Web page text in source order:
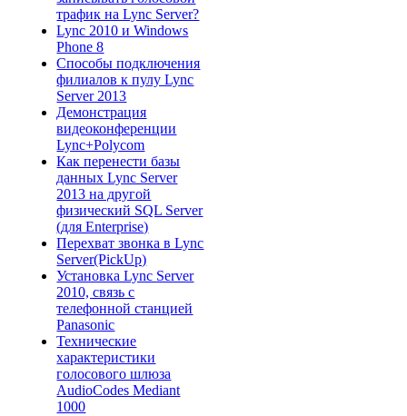
трафик на Lync Server?
Lync 2010 и Windows
Phone 8
Способы подключения
филиалов к пулу Lync
Server 2013
Демонстрация
видеоконференции
Lync+Polycom
Как перенести базы
данных Lync Server
2013 на другой
физический SQL Server
(для Enterprise)
Перехват звонка в Lync
Server(PickUp)
Установка Lync Server
2010, связь с
телефонной станцией
Panasonic
Технические
характеристики
голосового шлюза
AudioCodes Mediant
1000